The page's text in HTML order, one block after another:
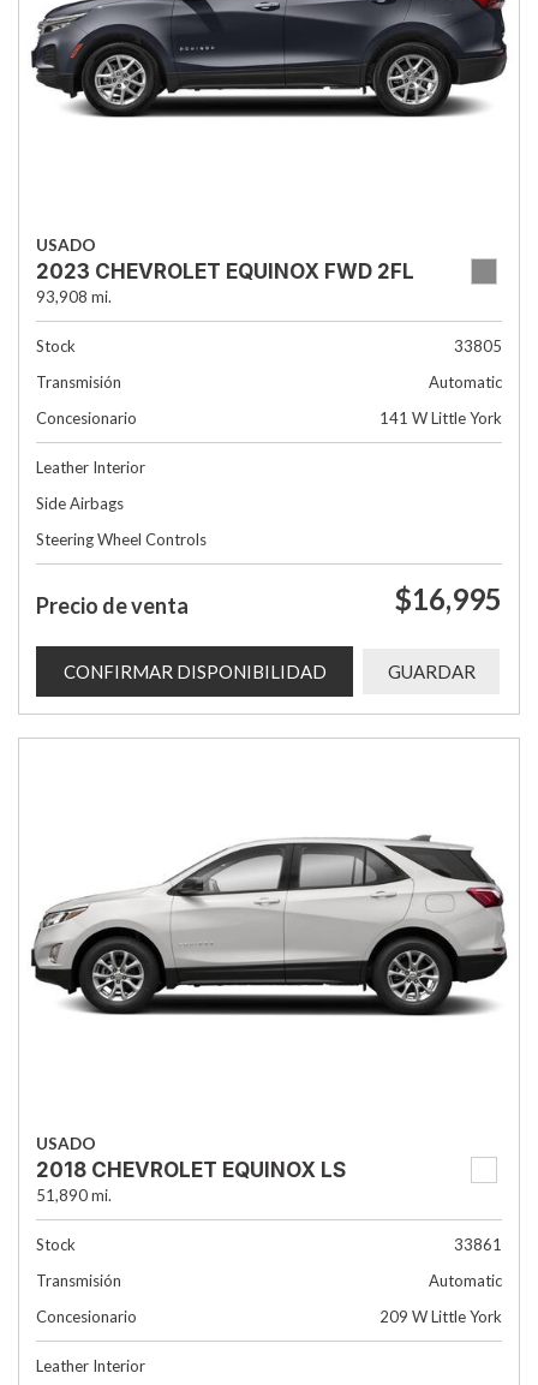
USADO
2023 CHEVROLET EQUINOX FWD 2FL
93,908 mi.
Stock
33805
Transmisión
Automatic
Concesionario
141 W Little York
Leather Interior
Side Airbags
Steering Wheel Controls
Precio de venta $16,995
CONFIRMAR DISPONIBILIDAD GUARDAR
USADO
2018 CHEVROLET EQUINOX LS
51,890 mi.
Stock
33861
Transmisión
Automatic
Concesionario
209 W Little York
Leather Interior